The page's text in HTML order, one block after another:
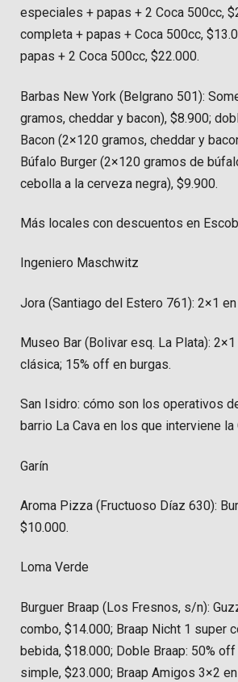
especiales + papas + 2 Coca 500cc,
completa + papas + Coca 500cc,
papas + 2 Coca 500cc, $22.000.
Barbas New York (Belgrano 501):
gramos, cheddar y bacon), $8.900;
Bacon (2×120 gramos, cheddar y
Búfalo Burger (2×120 gramos de
cebolla a la cerveza negra), $9.900.
Más locales con descuentos en
Ingeniero Maschwitz
Jora (Santiago del Estero 761): 2×1
Museo Bar (Bolivar esq. La Plata):
clásica; 15% off en burgas.
San Isidro: cómo son los operativos
barrio La Cava en los que interviene la
Garín
Aroma Pizza (Fructuoso Díaz 630):
$10.000.
Loma Verde
Burguer Braap (Los Fresnos, s/n):
combo, $14.000; Braap Nicht 1 super
bebida, $18.000; Doble Braap: 50%
simple, $23.000; Braap Amigos 3×2